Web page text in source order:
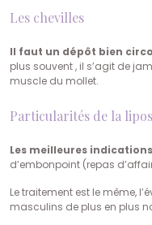
Les chevilles
Il faut un dépôt bien
plus souvent , il s’agit de
muscle du mollet.
Particularités de la
Les meilleures indications
d’embonpoint (repas
Le traitement est le même,
masculins de plus en plus